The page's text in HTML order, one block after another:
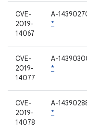
CVE-
2019-
14067
A-
*
CVE-
2019-
14077
A-
*
CVE-
2019-
14078
A-
*